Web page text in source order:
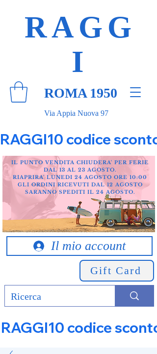
Via Appia Nuova 97
RAGG
I
ROMA 1950
RAGGI10 codice
Il mio account
Gift Card
IL PUNTO VENDITA CHIUDERA' PER FERIE
DAL 13 AL 23 AGOSTO.
RIAPRIRA' LUNEDI 24 AGOSTO ORE 10:00
GLI ORDINI RICEVUTI DAL 12 AGOSTO
SARANNO SPEDITI IL 24 AGOSTO.
RAGGI10 codice